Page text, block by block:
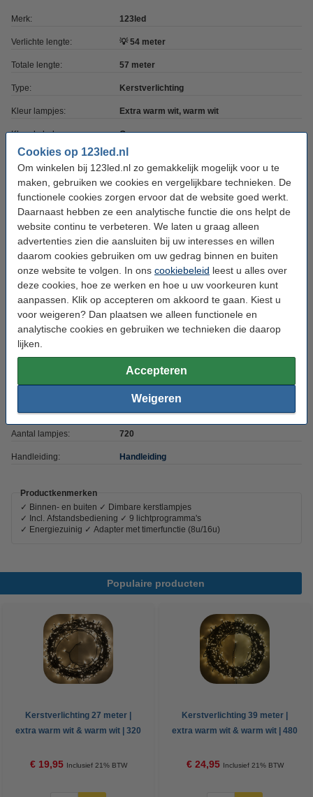
Cookies op 123led.nl
Om winkelen bij 123led.nl zo gemakkelijk mogelijk voor u te
maken, gebruiken we cookies en vergelijkbare technieken. De
functionele cookies zorgen ervoor dat de website goed werkt.
Daarnaast hebben ze een analytische functie die ons helpt de
website continu te verbeteren. We laten u graag alleen
advertenties zien die aansluiten bij uw interesses en willen
daarom cookies gebruiken om uw gedrag binnen en buiten
onze website te volgen. In ons cookiebeleid leest u alles over
deze cookies, hoe ze werken en hoe u uw voorkeuren kunt
aanpassen. Klik op accepteren om akkoord te gaan. Kiest u
voor weigeren? Dan plaatsen we alleen functionele en
analytische cookies en gebruiken we technieken die daarop
lijken.
Accepteren
Weigeren
Merk: 123led
Verlichte lengte: 💡 54 meter
Totale lengte: 57 meter
Type: Kerstverlichting
Kleur lampjes: Extra warm wit, warm wit
Kleur kabel: Groen
Afstand leds: 7,5 cm cm
Watt: 7,2 W
Dimbaar: Ja, via afstandsbediening
Geheugenfunctie: Ja
Voltage: 220-240 V
Uitgangs Voltage:
Koppelbaar: Nee
Aanloopsnoer:
IP44
Gebruik: Binnen/buiten
Klasse: III
Aantal lampjes: 720
Handleiding: Handleiding
Productkenmerken
✓ Binnen- en buiten ✓ Dimbare kerstlampjes
✓ Incl. Afstandsbediening ✓ 9 lichtprogramma's
✓ Energiezuinig ✓ Adapter met timerfunctie (8u/16u)
Populaire producten
Kerstverlichting 27 meter |
extra warm wit & warm wit | 320
€ 19,95 Inclusief 21% BTW
Kerstverlichting 39 meter |
extra warm wit & warm wit | 480
€ 24,95 Inclusief 21% BTW